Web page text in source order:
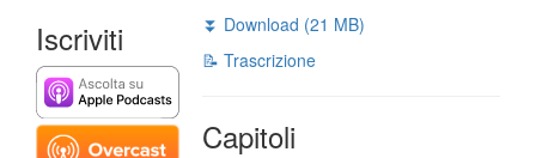
Iscriviti
⏬ Download (21 MB)
📝 Trascrizione
Capitoli